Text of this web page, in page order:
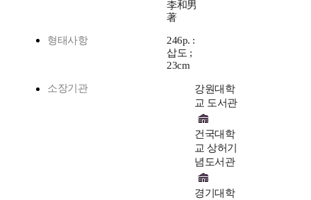
李和男
著
형태사항
246p. :
삽도 ;
23cm
소장기관
강원대학
교 도서관
건국대학
교 상허기
념도서관
경기대학